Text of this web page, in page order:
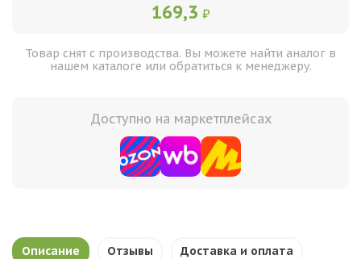
169,3 ₽
Товар снят с производства. Вы можете найти аналог в
нашем каталоге или обратиться к менеджеру.
Доступно на маркетплейсах
Описание Отзывы Доставка и оплата